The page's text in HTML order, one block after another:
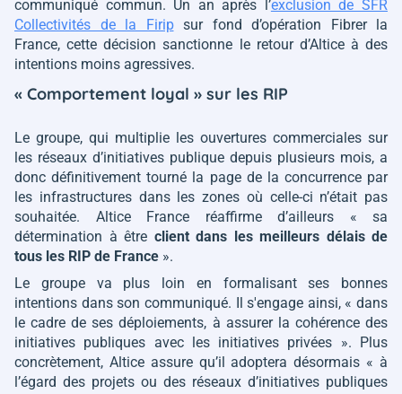
communiqué commun. Un an après l’exclusion de SFR
Collectivités de la Firipsur fond d’opération Fibrer la
France, cette décision sanctionne le retour d’Altice à des
intentions moins agressives.
« Comportement loyal » sur les RIP
Le groupe, qui multiplie les ouvertures commerciales sur
les réseaux d’initiatives publique depuis plusieurs mois, a
donc définitivement tourné la page de la concurrence par
les infrastructures dans les zones où celle-ci n’était pas
souhaitée. Altice France réaffirme d’ailleurs « sa
détermination à être client dans les meilleurs délais de
tous les RIP de France ».
Le groupe va plus loin en formalisant ses bonnes
intentions dans son communiqué. Il s'engage ainsi, « dans
le cadre de ses déploiements, à assurer la cohérence des
initiatives publiques avec les initiatives privées ». Plus
concrètement, Altice assure qu’il adoptera désormais « à
l’égard des projets ou des réseaux d’initiatives publiques